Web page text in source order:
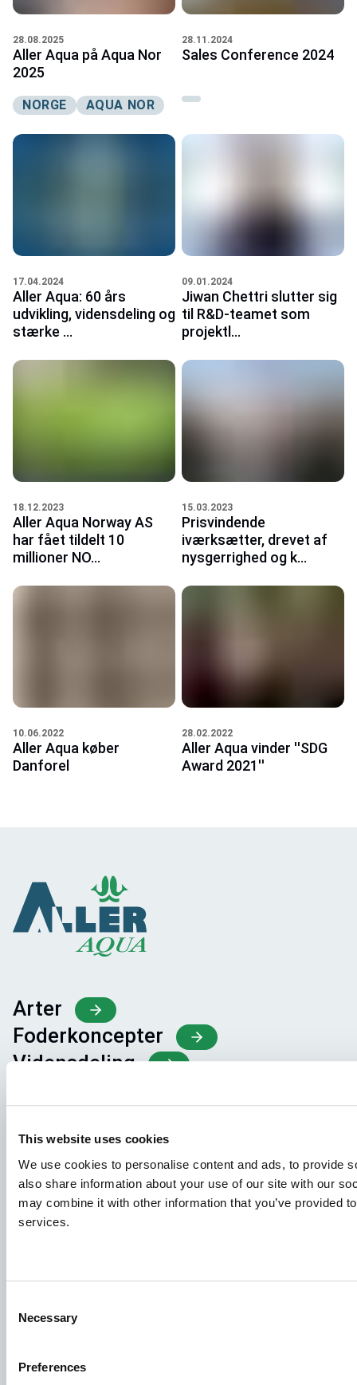
This website uses cookies
We use cookies to personalise content and ads, to provide
also share information about your use of our site with our
may combine it with other information that you’ve provided
services.
Selection
Necessary
Preferences
28.08.2025
Aller Aqua på Aqua Nor
2025
NORGE AQUA NOR
28.11.2024
Sales Conference 2024
17.04.2024
Aller Aqua: 60 års
udvikling, vidensdeling og
stærke ...
09.01.2024
Jiwan Chettri slutter sig
til R&D-teamet som
projektl...
18.12.2023
Aller Aqua Norway AS
har fået tildelt 10
millioner NO...
15.03.2023
Prisvindende
iværksætter, drevet af
nysgerrighed og k...
10.06.2022
Aller Aqua køber
Danforel
28.02.2022
Aller Aqua vinder ''SDG
Award 2021''
Arter
Foderkoncepter
Vidensdeling
person, bedes du tydeligt angive, hvilket job du er
interesseret i. Vi ser frem til at læse den!
Allervej 130, 6070 Christiansfeld, Denmark